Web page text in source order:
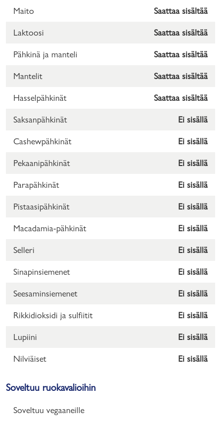
Maito Saattaa sisältää
Laktoosi Saattaa sisältää
Pähkinä ja manteli Saattaa sisältää
Mantelit Saattaa sisältää
Hasselpähkinät Saattaa sisältää
Saksanpähkinät Ei sisällä
Cashewpähkinät Ei sisällä
Pekaanipähkinät Ei sisällä
Parapähkinät Ei sisällä
Pistaasipähkinät Ei sisällä
Macadamia-pähkinät Ei sisällä
Selleri Ei sisällä
Sinapinsiemenet Ei sisällä
Seesaminsiemenet Ei sisällä
Rikkidioksidi ja sulfiitit Ei sisällä
Lupiini Ei sisällä
Nilviäiset Ei sisällä
Soveltuu ruokavalioihin
Soveltuu vegaaneille